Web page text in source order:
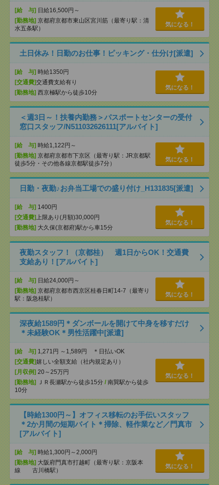
[給 与] 日給16,500円～
[勤務地] 京都府京都市東山区宮川筋（最寄り駅：清
水五条駅）
気になる！
土日休み！日勤のお仕事！ピッキング・仕分け[派遣]
[給 与] 時給1350円
[交通費]交通費支給有り
[勤務地] 西京極駅から徒歩10分
気になる！
＜週3日～！扶養内勤務＞パスポートセンターの受付
窓口スタッフ/N511032626111[アルバイト]
[給 与] 時給1,122円～
[勤務地] 京都府京都市下京区（最寄り駅：JR京都駅
徒歩5分・その他各線京都駅徒歩7分）
気になる！
日勤・夜勤♪お弁当工場での盛り付け_H131835[派遣]
[給 与] 1400円
[交通費] 上限あり(月額)30,000円
[勤務地] 大久保(京都府)駅から車15分
気になる！
夜勤スタッフ！（京都桂） 週1日からOK！交通費
支給あり！[アルバイト]
[給 与] 日給24,000円～
[勤務地] 京都府京都市西京区桂春日町14-7（最寄り
駅：阪急桂駅）
気になる！
深夜給1589円＊ダンボールを開けて中身を移すだけ
＊未経験OK＊男性活躍中[派遣]
[給 与] 1,271円 ～1,589円 ＊日払いOK
[交通費]嬉しい全額支給（社内規定あり）
[月収例] 20～25万円
[勤務地]
ＪＲ長瀬駅から徒歩15分 / 南巽駅から徒歩
10分
気になる！
【時給1300円～】オフィス移転のお手伝いスタッフ
＊2か月間の短期バイト＊掃除、軽作業など／門真市
[アルバイト]
[給 与] 時給1,300円～2,000円
[勤務地] 大阪府門真市打越町（最寄り駅：京阪本
線 古川橋駅）
気になる！